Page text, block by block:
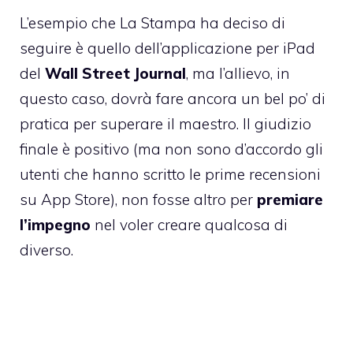
L’esempio che La Stampa ha deciso di
seguire è quello dell’applicazione per iPad
del Wall Street Journal, ma l’allievo, in
questo caso, dovrà fare ancora un bel po’ di
pratica per superare il maestro. Il giudizio
finale è positivo (ma non sono d’accordo gli
utenti che hanno scritto le prime recensioni
su App Store), non fosse altro per premiare
l’impegno nel voler creare qualcosa di
diverso.